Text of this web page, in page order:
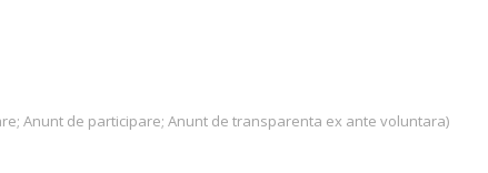
Anunt de participare; Anunt de transparenta ex ante voluntara)